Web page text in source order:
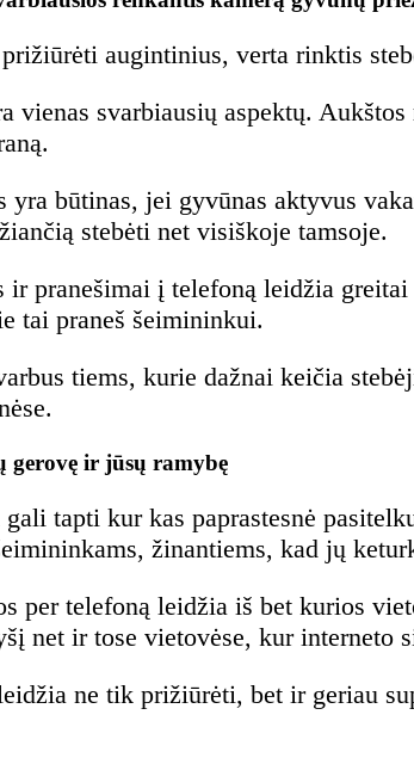
augintinius, verta rinktis
vienas svarbiausių aspektų.
yra būtinas, jei gyvūnas aktyvus
stebėti net visiškoje tamsoje.
ir pranešimai į telefoną leidžia
tai praneš šeimininkui.
tiems, kurie dažnai keičia
gerovę ir jūsų ramybę
tapti kur kas paprastesnė
žinantiems, kad jų
per telefoną leidžia iš bet kurios
net ir tose vietovėse, kur interneto
ne tik prižiūrėti, bet ir geriau